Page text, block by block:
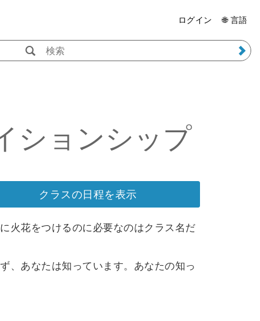
ログイン 🌐 言語
ションシップ
クラスの日程を表示
火花をつけるのに必要なのはクラス名だ
、あなたは知っています。 あなたの知っ